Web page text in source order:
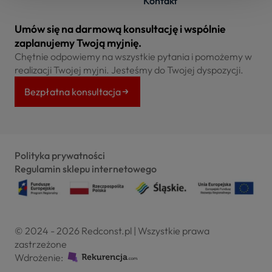
Umów się na darmową konsultację i wspólnie
zaplanujemy Twoją myjnię.
Chętnie odpowiemy na wszystkie pytania i pomożemy w
realizacji Twojej myjni. Jesteśmy do Twojej dyspozycji.
Bezpłatna konsultacja
Polityka prywatności
Regulamin sklepu internetowego
© 2024 - 2026 Redconst.pl | Wszystkie prawa
zastrzeżone
Wdrożenie: